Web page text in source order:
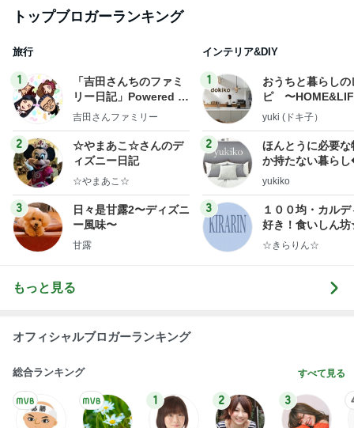
トップブロガーランキング
旅行
1
「吉田さんちのファミ
リー日記」Powered b
y Ameba 吉田さんファ
ログ
吉田さんファミリー
2
☆やまあこ☆さんのデ
ィズニー日記
☆やまあこ☆
3
日々是甘露2〜ディズニ
ー風味〜
甘露
インテリア&DIY
1
おうちと暮らしの
ピ 〜
yuki (ドキ子）
2
ほんとうに必要な
か持たない暮ら
ep Life Simple◆
yukiko
3
１００均・カルデ
好き！食いしん
らりん☆のブログ
☆きらりん☆
もっと見る
オフィシャルブロガーランキング
総合ランキング すべて見る
1 2 3